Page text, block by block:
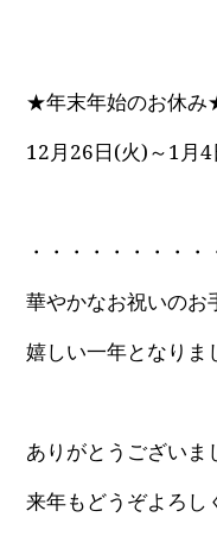
★年末年始のお休
12月26日(火)～1月4
・・・・・・・・・
華やかなお祝いのお
嬉しい一年となりま
ありがとうございま
来年もどうぞよろし